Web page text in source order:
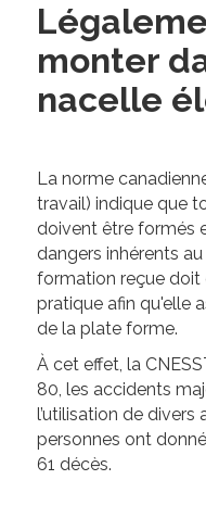
monter
nacelle
La norme
travail) indique que
doivent être formés
dangers inhérents
formation reçue doit
pratique afin qu'elle
de la plate forme.
À cet effet, la
80, les accidents
l’utilisation de
personnes ont
61 décès.